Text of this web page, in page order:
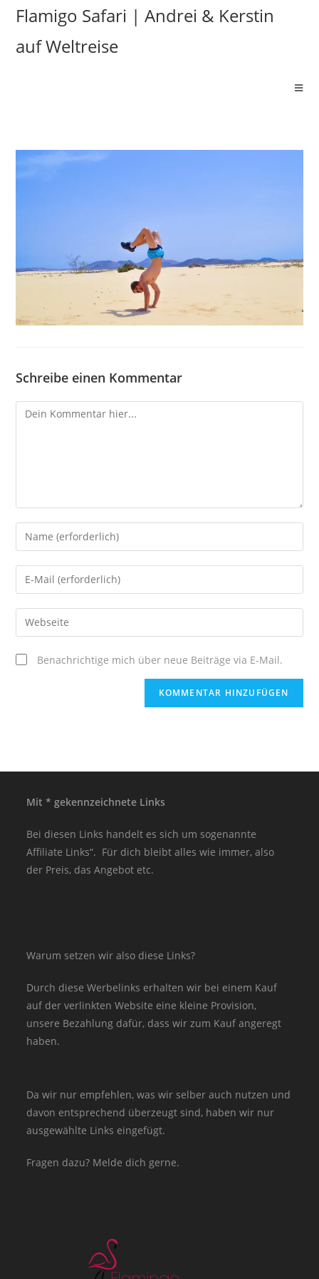
Flamigo Safari | Andrei & Kerstin
auf Weltreise
Schreibe einen Kommentar
Benachrichtige mich über neue Beiträge via E-Mail.
Mit * gekennzeichnete Links
Bei diesen Links handelt es sich um sogenannte
Affiliate Links“. Für dich bleibt alles wie immer, also
der Preis, das Angebot etc.
Warum setzen wir also diese Links?
Durch diese Werbelinks erhalten wir bei einem Kauf
auf der verlinkten Website eine kleine Provision,
unsere Bezahlung dafür, dass wir zum Kauf angeregt
haben.
Da wir nur empfehlen, was wir selber auch nutzen und
davon entsprechend überzeugt sind, haben wir nur
ausgewählte Links eingefügt.
Fragen dazu? Melde dich gerne.